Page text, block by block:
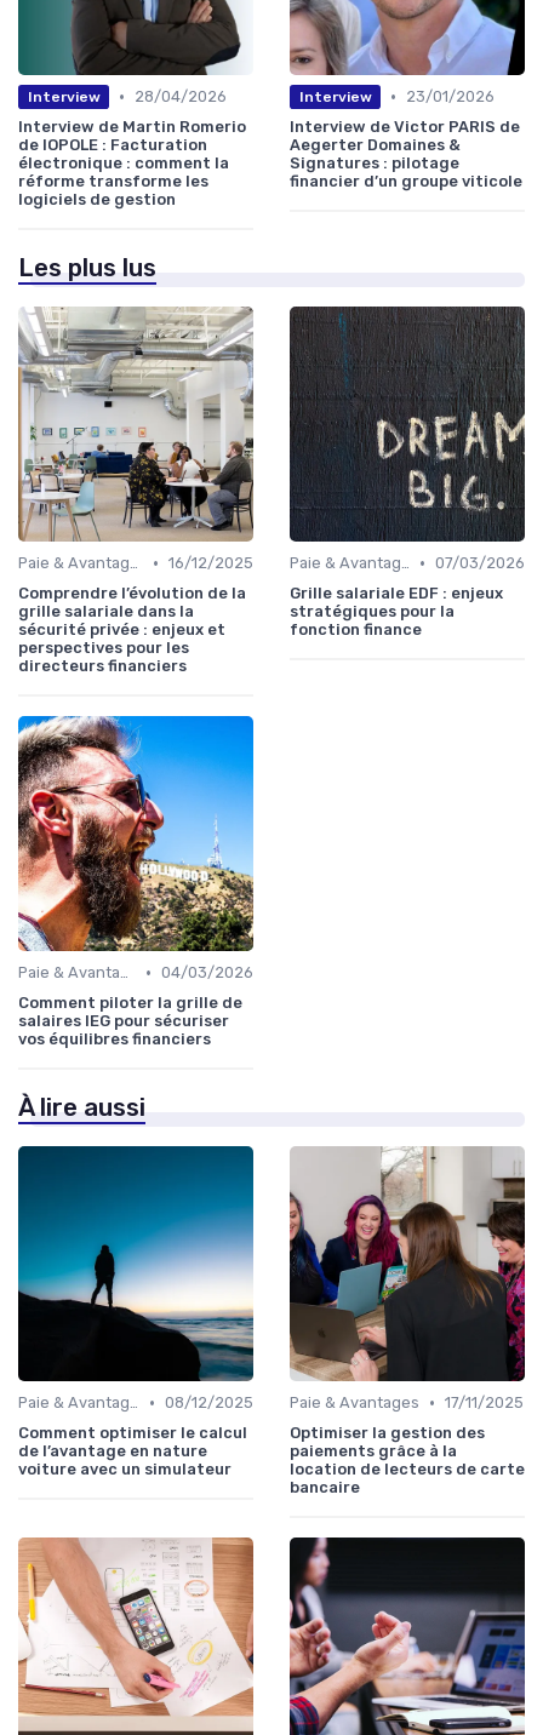
Interview •
28/04/2026
Interview de Martin Romerio
de IOPOLE : Facturation
électronique : comment la
réforme transforme les
logiciels de gestion
Interview •
23/01/2026
Interview de Victor PARIS de
Aegerter Domaines &
Signatures : pilotage
financier d’un groupe viticole
Les plus lus
Paie & Avantages • 16/12/2025
Comprendre l’évolution de la
grille salariale dans la
sécurité privée : enjeux et
perspectives pour les
directeurs financiers
Paie & Avantages • 07/03/2026
Grille salariale EDF : enjeux
stratégiques pour la
fonction finance
Paie & Avantages • 04/03/2026
Comment piloter la grille de
salaires IEG pour sécuriser
vos équilibres financiers
À lire aussi
Paie & Avantages • 08/12/2025
Comment optimiser le calcul
de l’avantage en nature
voiture avec un simulateur
Paie & Avantages • 17/11/2025
Optimiser la gestion des
paiements grâce à la
location de lecteurs de carte
bancaire